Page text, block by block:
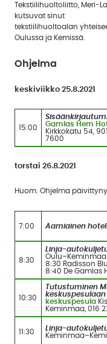
julkaisut
Kustannusindeksit
Uutiskirjeet
Tekstiilihuoltoliitto, Meri-
kutsuvat sinut
tekstiilihuoltoalan
Oulussa ja Kemissä.
Ohjelma
keskiviikko 25.8.2021
15:00
Gamlas Hem
Kirkkokatu 54,
7600
torstai 26.8.2021
Huom. Ohjelma
7:00 Aamiainen
8:30
Linja-
Oulu–Keminmaa
8:30 Radisson
8:40 De Gamlas
10:30
Tutustuminen
keskuspesulaan
keskuspesula
Keminmaa, 016
11:30
Linja-
Keminmaa–Kemi